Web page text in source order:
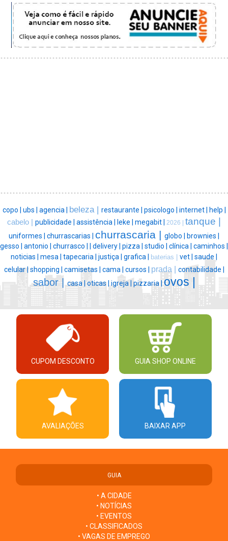
copo | ubs | agencia | beleza | restaurante | psicologo | internet | help |
cabelo | publicidade | assistência | leke | megabit | 2026 | tanque |
uniformes | churrascarias | churrascaria | globo | brownies |
gesso | antonio | churrasco | | delivery | pizza | studio | clínica | caminhos |
noticias | mesa | tapecaria | justiça | grafica | baterias | vet | saude |
celular |shopping | camisetas | cama | cursos | prada | contabilidade |
sabor | casa | oticas | igreja | pizzaria |ovos |
CUPOM DESCONTO GUIA SHOP ONLINE
AVALIAÇÕES BAIXAR APP
GUIA
• A CIDADE
• NOTÍCIAS
• EVENTOS
• CLASSIFICADOS
• VAGAS DE EMPREGO